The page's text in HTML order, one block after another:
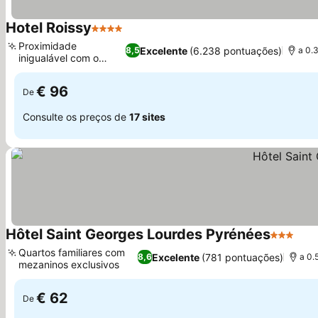
Hotel Roissy4 Estrelas
8,5Excelente (6.238 pontuações)
Proximidade
inigualável com o
Santuário
a
De € 96
Consulte os preços de 17 sites
Hôtel Saint Georges Lourdes Pyrénées3
8,6Excelente (781 pontuações)
Quartos familiares com
mezaninos exclusivos
a
De € 62